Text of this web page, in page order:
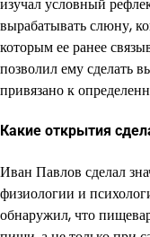
изучал условный
вырабатывать слюну,
которым ее ранее
позволил ему сделать
привязано к
Какие открытия
Иван Павлов сделал
физиологии и
обнаружил, что